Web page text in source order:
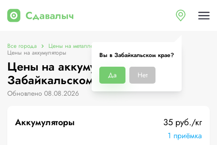
Вы в Забайкальском крае?
Да Нет
Все города Цены на металлолом в Забайкальском крае
Цены на аккумуляторы
Цены на аккумуляторы в
Забайкальском крае
Обновлено 08.08.2026
Аккумуляторы 35 руб./кг
1 приёмка